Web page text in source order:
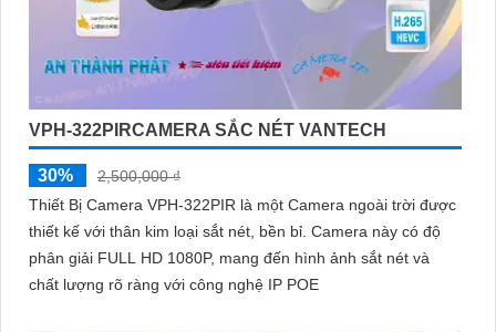
VPH-322PIRCAMERA SẮC NÉT VANTECH
30%
2,500,000 ₫
Thiết Bị Camera VPH-322PIR là một Camera ngoài trời được
thiết kế với thân kim loại sắt nét, bền bỉ. Camera này có độ
phân giải FULL HD 1080P, mang đến hình ảnh sắt nét và
chất lượng rõ ràng với công nghệ IP POE